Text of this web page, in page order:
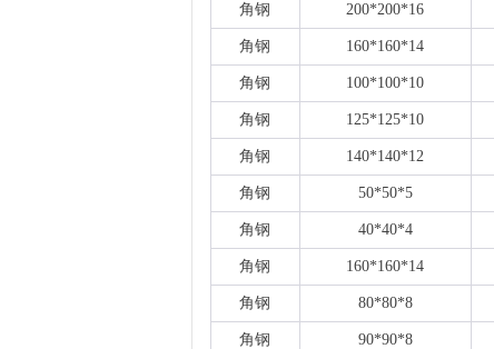
角钢 200*200*16
角钢 160*160*14
角钢 100*100*10
角钢 125*125*10
角钢 140*140*12
角钢 50*50*5
角钢 40*40*4
角钢 160*160*14
角钢 80*80*8
角钢 90*90*8